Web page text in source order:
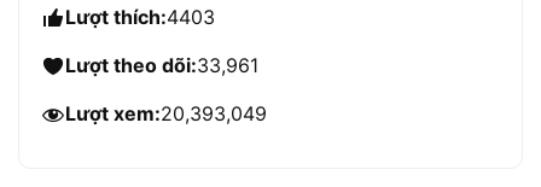
Lượt thích:4403
Lượt theo dõi:33,961
Lượt xem:20,393,049